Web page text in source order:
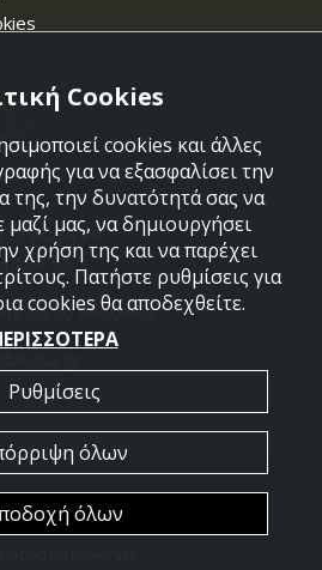
36,
164 52
210 9960489
Reserved - Dellacasa
Cookies
cookies και άλλες
για να εξασφαλίσει την
της, την δυνατότητά σας να
μαζί μας, να δημιουργήσει
χρήση της και να παρέχει
Πατήστε ρυθμίσεις για
cookies θα αποδεχθείτε.
Ρυθμίσεις
όλων
όλων